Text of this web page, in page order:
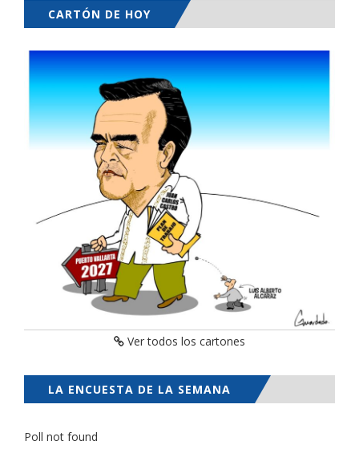
CARTÓN DE HOY
Ver todos los cartones
LA ENCUESTA DE LA SEMANA
Poll not found